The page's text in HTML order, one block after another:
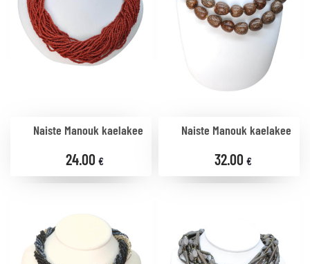
Naiste Manouk kaelakee
24.00 €
Naiste Manouk kaelakee
32.00 €